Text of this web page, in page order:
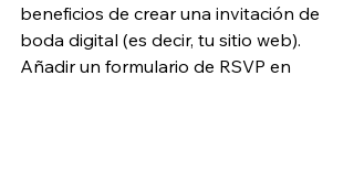
beneficios de crear una invitación de
boda digital (es decir, tu sitio web).
Añadir un formulario de RSVP en